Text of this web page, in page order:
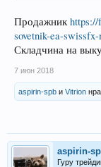
Продажникhttps://
sovetnik-ea-
Складчина на
7 июн 2018
aspirin-spb и Vitrion
aspirin-
Гуру